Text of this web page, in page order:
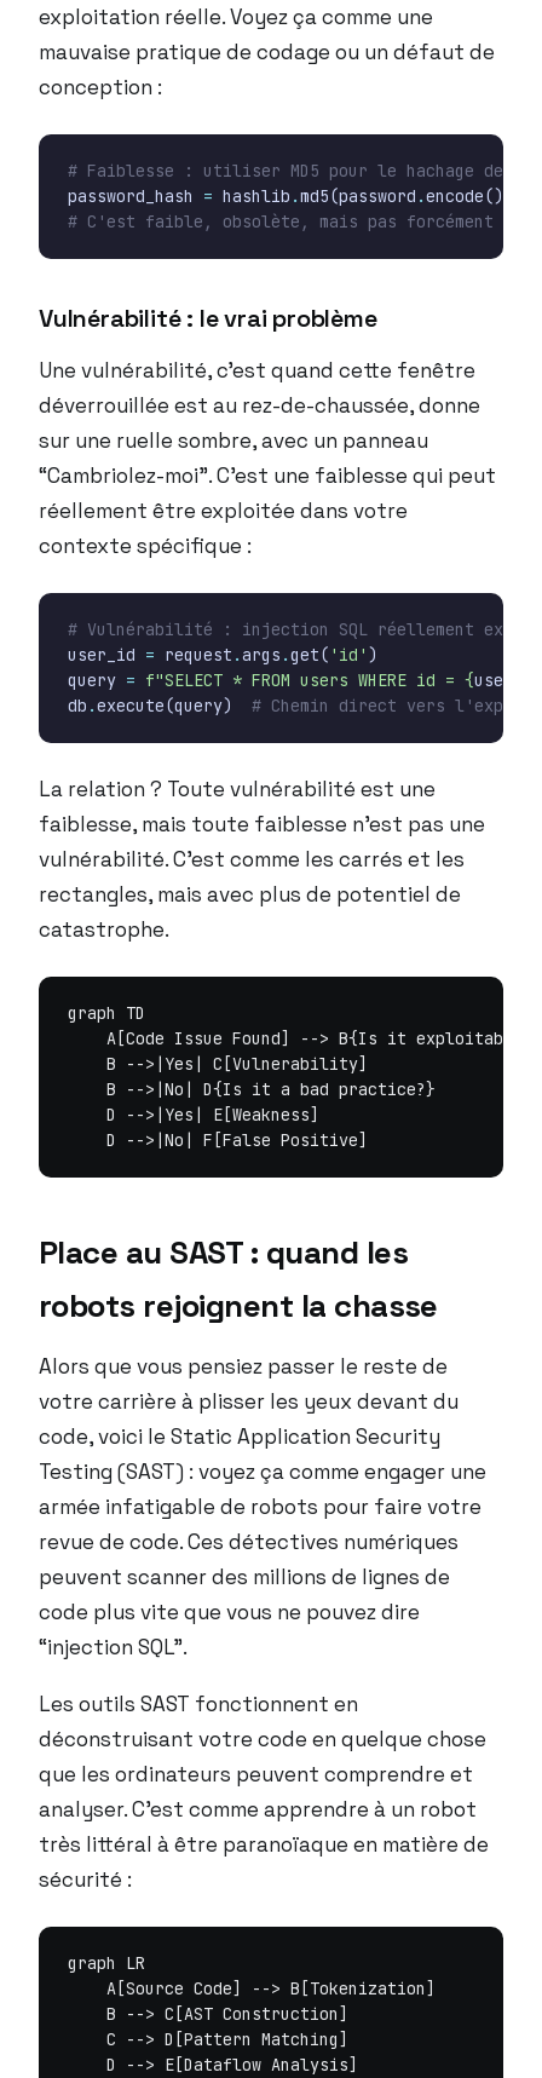
exploitation réelle. Voyez ça comme une
mauvaise pratique de codage ou un défaut de
conception :
# Faiblesse : utiliser MD5 pour le hachage de
password_hash
= hashlib .md5(password .encode())
# C'est faible, obsolète, mais pas forcément
Vulnérabilité : le vrai problème
Une vulnérabilité, c’est quand cette fenêtre
déverrouillée est au rez-de-chaussée, donne
sur une ruelle sombre, avec un panneau
“Cambriolez-moi”. C’est une faiblesse qui peut
réellement être exploitée dans votre
contexte spécifique :
# Vulnérabilité : injection SQL réellement
user_id = request .args .get( 'id' )
query = f"SELECT * FROM users WHERE id = {user_id
db .execute(query) # Chemin direct vers
La relation ? Toute vulnérabilité est une
faiblesse, mais toute faiblesse n’est pas une
vulnérabilité. C’est comme les carrés et les
rectangles, mais avec plus de potentiel de
catastrophe.
graph TD
    A[Code Issue Found] --> B{Is it exploitable?}
    B -->|Yes| C[Vulnerability]
    B -->|No| D{Is it a bad practice?}
    D -->|Yes| E[Weakness]
Place au SAST : quand les
robots rejoignent la chasse
Alors que vous pensiez passer le reste de
votre carrière à plisser les yeux devant du
code, voici le Static Application Security
Testing (SAST) : voyez ça comme engager une
armée infatigable de robots pour faire votre
revue de code. Ces détectives numériques
peuvent scanner des millions de lignes de
code plus vite que vous ne pouvez dire
“injection SQL”.
Les outils SAST fonctionnent en
déconstruisant votre code en quelque chose
que les ordinateurs peuvent comprendre et
analyser. C’est comme apprendre à un robot
très littéral à être paranoïaque en matière de
sécurité :
graph LR
    A[Source Code] --> B[Tokenization]
    B --> C[AST Construction]
    C --> D[Pattern Matching]
    D --> E[Dataflow Analysis]